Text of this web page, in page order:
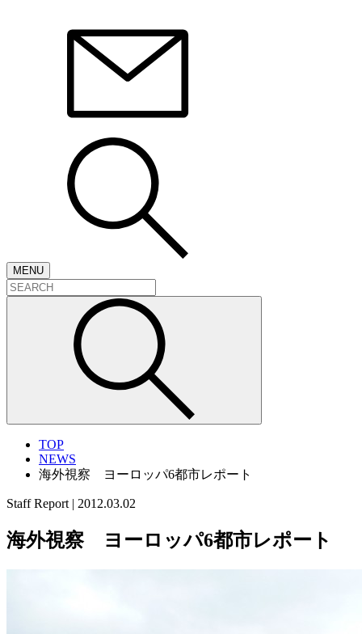
MENU
TOP
NEWS
海外視察 ヨーロッパ6都市レポート
Staff Report | 2012.03.02
海外視察 ヨーロッパ6都市レポート